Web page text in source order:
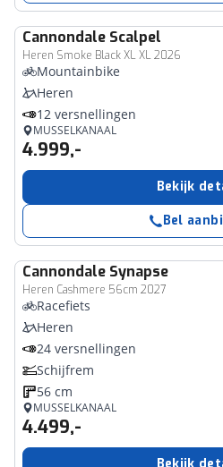
Cannondale Scalpel
Heren Smoke Black XL XL 2026
Mountainbike
Heren
12 versnellingen
MUSSELKANAAL
4.999,-
Bekijk
Bel
Cannondale Synapse
Heren Cashmere 56cm 2027
Racefiets
Heren
24 versnellingen
Schijfrem
56 cm
MUSSELKANAAL
4.499,-